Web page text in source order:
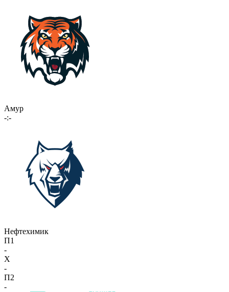
Амур
-:-
Нефтехимик
П1
-
X
-
П2
-